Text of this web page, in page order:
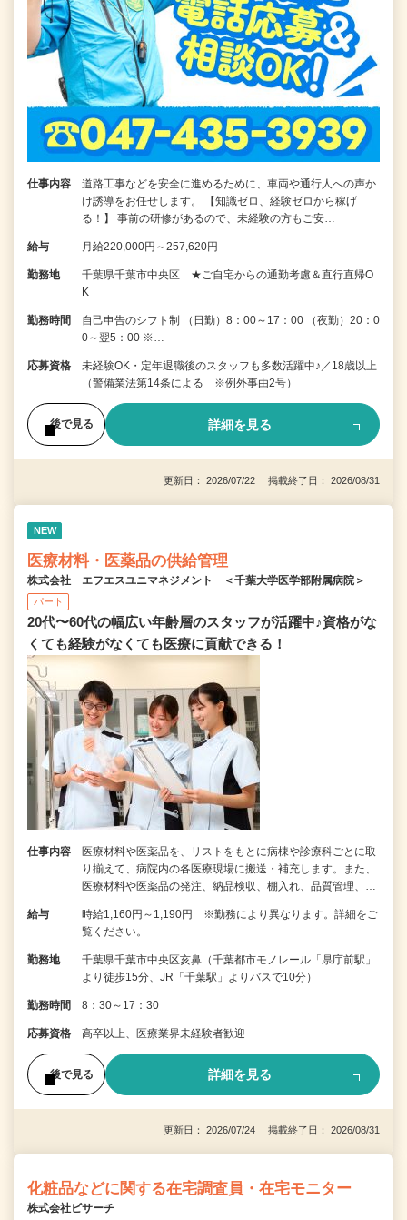
仕事内容
道路工事などを安全に進めるために、車両や通行人への声か
け誘導をお任せします。 【知識ゼロ、経験ゼロから稼げ
る！】 事前の研修があるので、未経験の方もご安…
給与 月給220,000円～257,620円
勤務地
千葉県千葉市中央区 ★ご自宅からの通勤考慮＆直行直帰O
K
勤務時間
自己申告のシフト制 （日勤）8：00～17：00 （夜勤）20：0
0～翌5：00 ※…
応募資格
未経験OK・定年退職後のスタッフも多数活躍中♪／18歳以上
（警備業法第14条による ※例外事由2号）
後で見る 詳細を見る
更新日： 2026/07/22 掲載終了日： 2026/08/31
NEW
医療材料・医薬品の供給管理
株式会社 エフエスユニマネジメント ＜千葉大学医学部附属病院＞
パート
20代〜60代の幅広い年齢層のスタッフが活躍中♪資格がな
くても経験がなくても医療に貢献できる！
仕事内容
医療材料や医薬品を、リストをもとに病棟や診療科ごとに取
り揃えて、病院内の各医療現場に搬送・補充します。また、
医療材料や医薬品の発注、納品検収、棚入れ、品質管理、…
給与
時給1,160円～1,190円 ※勤務により異なります。詳細をご
覧ください。
勤務地
千葉県千葉市中央区亥鼻（千葉都市モノレール「県庁前駅」
より徒歩15分、JR「千葉駅」よりバスで10分）
勤務時間 8：30～17：30
応募資格 高卒以上、医療業界未経験者歓迎
後で見る 詳細を見る
更新日： 2026/07/24 掲載終了日： 2026/08/31
化粧品などに関する在宅調査員・在宅モニター
株式会社ビサーチ